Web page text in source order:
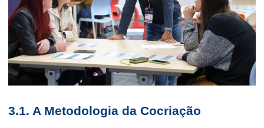
3.1. A Metodologia da Cocriação